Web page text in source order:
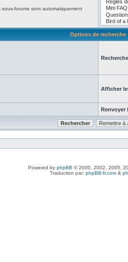
forums sont automatiquement
Options de recherche
Afficher
Renvoyer
Powered by phpBB © 2000, 2002, 2005,
Traduction par: phpBB-fr.com &